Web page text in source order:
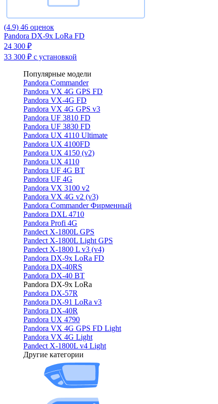
(4.9) 46 оценок
Pandora DX-9x LoRa FD
24 300 ₽
33 300 ₽ с установкой
Популярные модели
Pandora Commander
Pandora VX 4G GPS FD
Pandora VX-4G FD
Pandora VX 4G GPS v3
Pandora UF 3810 FD
Pandora UF 3830 FD
Pandora UX 4110 Ultimate
Pandora UX 4100FD
Pandora UX 4150 (v2)
Pandora UX 4110
Pandora UF 4G BT
Pandora UF 4G
Pandora VX 3100 v2
Pandora VX 4G v2 (v3)
Pandora Commander Фирменный
Pandora DXL 4710
Pandora Profi 4G
Pandect X-1800L GPS
Pandect X-1800L Light GPS
Pandect X-1800 L v3 (v4)
Pandora DX-9x LoRa FD
Pandora DX-40RS
Pandora DX-40 BT
Pandora DX-9x LoRa
Pandora DX-57R
Pandora DX-91 LoRa v3
Pandora DX-40R
Pandora UX 4790
Pandora VX 4G GPS FD Light
Pandora VX 4G Light
Pandect X-1800L v4 Light
Другие категории